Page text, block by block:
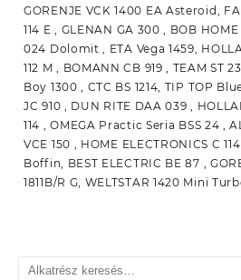
GORENJE VCK 1400 EA Asteroid,
114 E , GLENAN GA 300 , BOB
024 Dolomit , ETA Vega 1459,
112 M , BOMANN CB 919 , TEAM ST
Boy 1300 , CTC BS 1214, TIP TOP
JC 910 , DUN RITE DAA 039 ,
114 , OMEGA Practic Seria BSS 24 ,
VCE 150 , HOME ELECTRONICS C
Boffin, BEST ELECTRIC BE 87 ,
1811B/R G, WELTSTAR 1420 Mini
Keresés